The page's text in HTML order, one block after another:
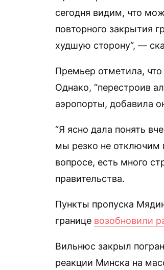
сегодня видим, что
повторного закрытия
худшую сторону“, —
Премьер отметила,
Однако, “перестроив
аэропорты, добавила
“Я ясно дала понять
мы резко не отключим
вопросе, есть много
правительства.
Пункты пропуска
границе возобновили
Вильнюс закрыл
реакции Минска на